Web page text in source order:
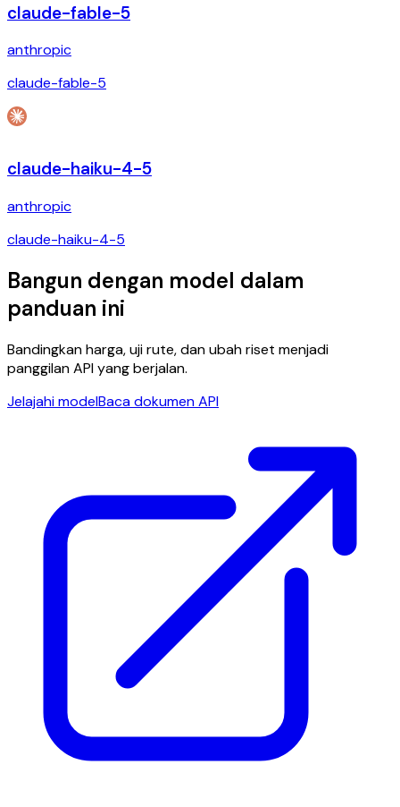
claude-fable-5
anthropic
claude-fable-5
claude-haiku-4-5
anthropic
claude-haiku-4-5
Bangun dengan model dalam
panduan ini
Bandingkan harga, uji rute, dan ubah riset menjadi
panggilan API yang berjalan.
Jelajahi modelBaca dokumen API